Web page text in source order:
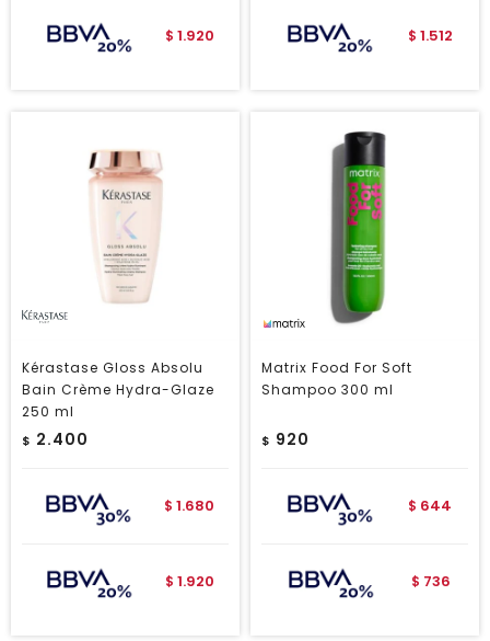
$ 1.920 $ 1.512
Kérastase Gloss Absolu
Bain Crème Hydra-Glaze
250 ml
$ 2.400
$ 1.680
$ 1.920
Matrix Food For Soft
Shampoo 300 ml
$ 920
$ 644
$ 736